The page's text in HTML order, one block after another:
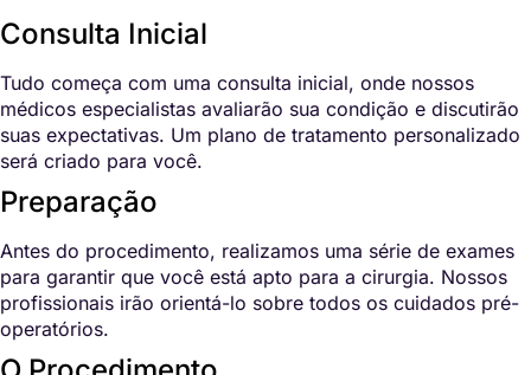
Consulta Inicial
Tudo começa com uma consulta inicial, onde nossos
médicos especialistas avaliarão sua condição e discutirão
suas expectativas. Um plano de tratamento personalizado
será criado para você.
Preparação
Antes do procedimento, realizamos uma série de exames
para garantir que você está apto para a cirurgia. Nossos
profissionais irão orientá-lo sobre todos os cuidados pré-
operatórios.